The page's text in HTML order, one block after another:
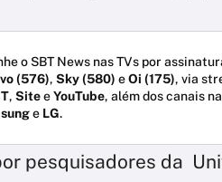
o SBT News nas TVs por
(576), Sky (580) eOi (175), via
, SiteeYouTube, além dos canais
e LG.
pesquisadores da